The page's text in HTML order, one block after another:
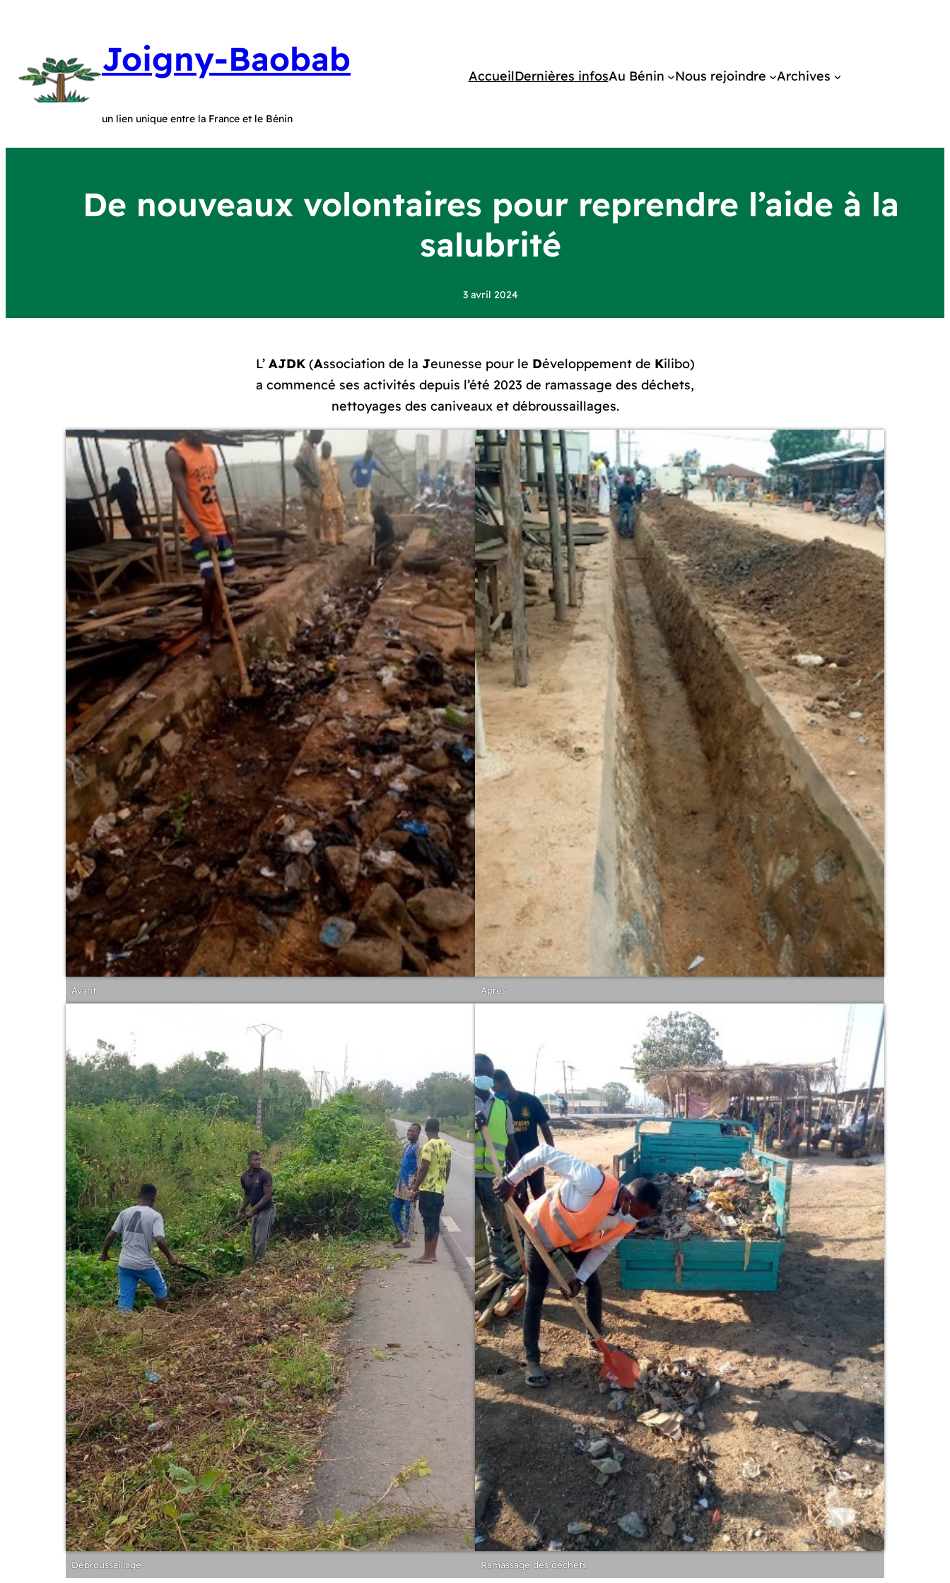
Joigny-Baobab
un lien unique entre la France et le Bénin
AccueilDernières infosAu Bénin Nous rejoindre Archives
De nouveaux volontaires pour reprendre l’aide à la
salubrité
3 avril 2024
L’ AJDK(Association de la Jeunesse pour le Développement de Kilibo)
a commencé ses activités depuis l’été 2023 de ramassage des déchets,
nettoyages des caniveaux et débroussaillages.
Avant Après
Débroussaillage Ramassage des déchets